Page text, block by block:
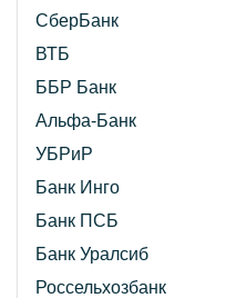
СберБанк
ВТБ
ББР Банк
Альфа-Банк
УБРиР
Банк Инго
Банк ПСБ
Банк Уралсиб
Россельхозбанк